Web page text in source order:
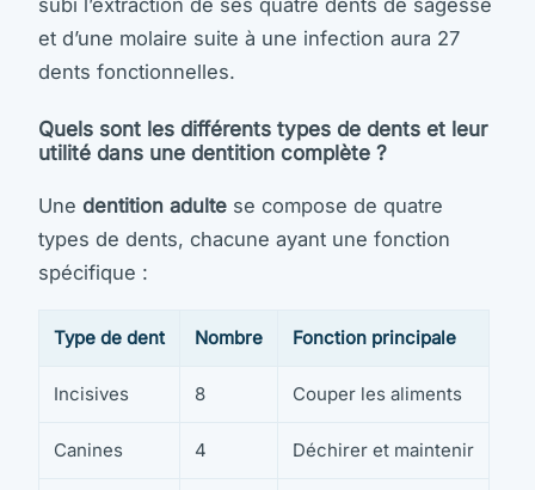
subi l’extraction de ses quatre dents de sagesse
et d’une molaire suite à une infection aura 27
dents fonctionnelles.
Quels sont les différents types de dents et leur
utilité dans une dentition complète ?
Une dentition adulte se compose de quatre
types de dents, chacune ayant une fonction
spécifique :
Type de dent Nombre Fonction principale
Incisives 8 Couper les aliments
Canines 4 Déchirer et maintenir